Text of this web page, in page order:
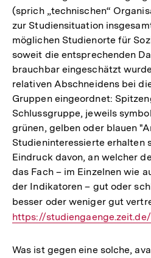
(sprich „technischen“
zur Studiensituation
möglichen Studienorte für
soweit die entsprechenden
brauchbar eingeschätzt
relativen Abschneidens bei
Gruppen eingeordnet:
Schlussgruppe, jeweils
grünen, gelben oder blauen
Studieninteressierte erhalten
Eindruck davon, an welcher
das Fach – im Einzelnen wie
der Indikatoren – gut oder
besser oder weniger gut
https://
Was ist gegen eine solche,